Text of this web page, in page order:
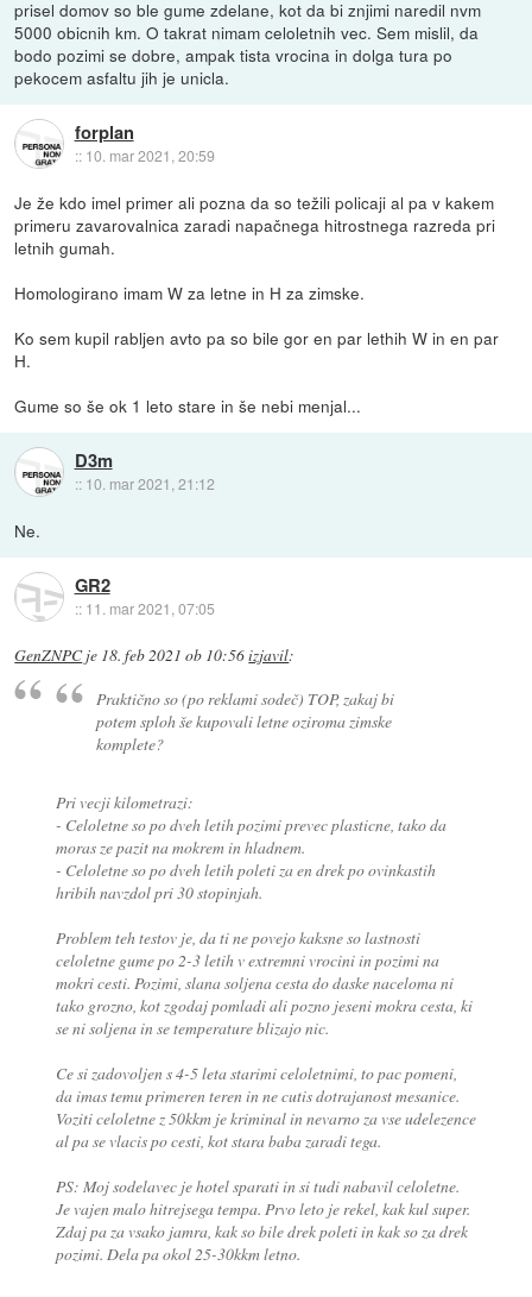
prisel domov so ble gume zdelane, kot da bi znjimi naredil nvm
5000 obicnih km. O takrat nimam celoletnih vec. Sem mislil, da
bodo pozimi se dobre, ampak tista vrocina in dolga tura po
pekocem asfaltu jih je unicla.
forplan
:: 10. mar 2021, 20:59
Je že kdo imel primer ali pozna da so težili policaji al pa v kakem
primeru zavarovalnica zaradi napačnega hitrostnega razreda pri
letnih gumah.
Homologirano imam W za letne in H za zimske.
Ko sem kupil rabljen avto pa so bile gor en par lethih W in en par
H.
Gume so še ok 1 leto stare in še nebi menjal...
D3m
:: 10. mar 2021, 21:12
Ne.
GR2
:: 11. mar 2021, 07:05
GenZNPCje 18. feb 2021 ob 10:56izjavil:
Praktično so (po reklami sodeč) TOP, zakaj bi
potem sploh še kupovali letne oziroma zimske
komplete?
Pri vecji kilometrazi:
- Celoletne so po dveh letih pozimi prevec plasticne, tako da
moras ze pazit na mokrem in hladnem.
- Celoletne so po dveh letih poleti za en drek po ovinkastih
hribih navzdol pri 30 stopinjah.
Problem teh testov je, da ti ne povejo kaksne so lastnosti
celoletne gume po 2-3 letih v extremni vrocini in pozimi na
mokri cesti. Pozimi, slana soljena cesta do daske naceloma ni
tako grozno, kot zgodaj pomladi ali pozno jeseni mokra cesta, ki
se ni soljena in se temperature blizajo nic.
Ce si zadovoljen s 4-5 leta starimi celoletnimi, to pac pomeni,
da imas temu primeren teren in ne cutis dotrajanost mesanice.
Voziti celoletne z 50kkm je kriminal in nevarno za vse udelezence
al pa se vlacis po cesti, kot stara baba zaradi tega.
PS: Moj sodelavec je hotel sparati in si tudi nabavil celoletne.
Je vajen malo hitrejsega tempa. Prvo leto je rekel, kak kul super.
Zdaj pa za vsako jamra, kak so bile drek poleti in kak so za drek
pozimi. Dela pa okol 25-30kkm letno.